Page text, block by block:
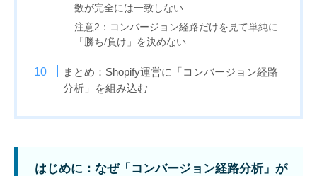
数が完全には一致しない
注意2：コンバージョン経路だけを見て単純に
「勝ち/負け」を決めない
まとめ：Shopify運営に「コンバージョン経路
分析」を組み込む
はじめに：なぜ「コンバージョン経路分析」が